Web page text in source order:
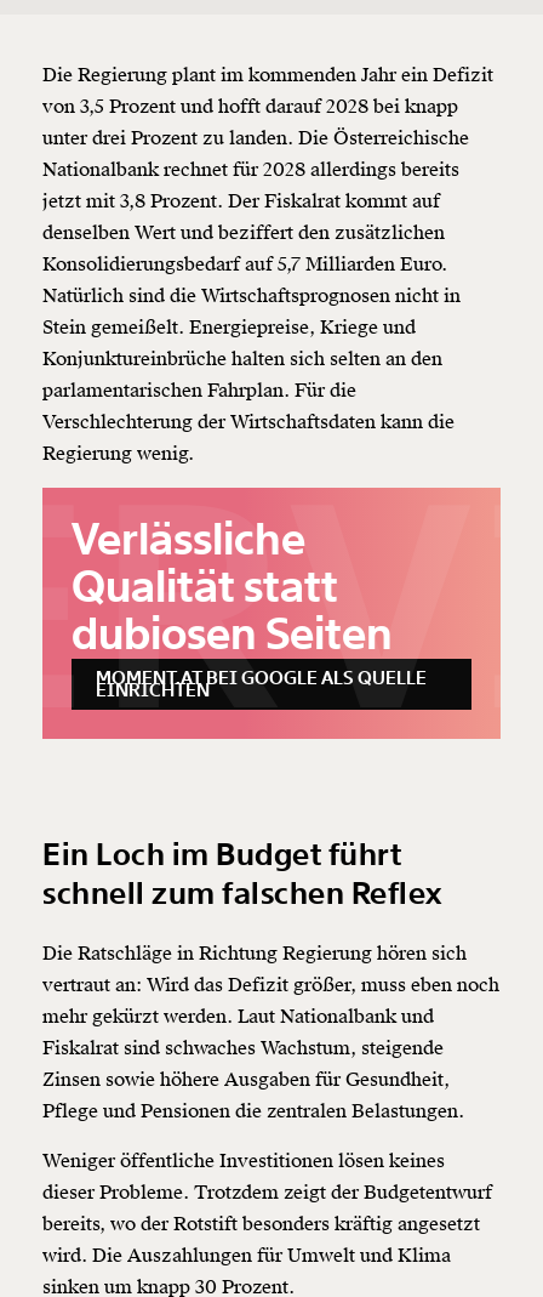
Die Regierung plant im kommenden Jahr ein Defizit
von 3,5 Prozent und hofft darauf 2028 bei knapp
unter drei Prozent zu landen. Die Österreichische
Nationalbank rechnet für 2028 allerdings bereits
jetzt mit 3,8 Prozent. Der Fiskalrat kommt auf
denselben Wert und beziffert den zusätzlichen
Konsolidierungsbedarf auf 5,7 Milliarden Euro.
Natürlich sind die Wirtschaftsprognosen nicht in
Stein gemeißelt. Energiepreise, Kriege und
Konjunktureinbrüche halten sich selten an den
parlamentarischen Fahrplan. Für die
Verschlechterung der Wirtschaftsdaten kann die
Regierung wenig.
Verlässliche
Qualität statt
dubiosen Seiten
MOMENT.AT BEI GOOGLE ALS QUELLE
EINRICHTEN
Ein Loch im Budget führt
schnell zum falschen Reflex
Die Ratschläge in Richtung Regierung hören sich
vertraut an: Wird das Defizit größer, muss eben noch
mehr gekürzt werden. Laut Nationalbank und
Fiskalrat sind schwaches Wachstum, steigende
Zinsen sowie höhere Ausgaben für Gesundheit,
Pflege und Pensionen die zentralen Belastungen.
Weniger öffentliche Investitionen lösen keines
dieser Probleme. Trotzdem zeigt der Budgetentwurf
bereits, wo der Rotstift besonders kräftig angesetzt
wird. Die Auszahlungen für Umwelt und Klima
sinken um knapp 30 Prozent.